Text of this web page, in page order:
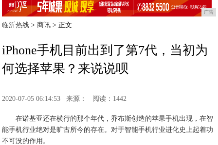
广告
临沂热线 >商讯 > 正文
iPhone手机目前出到了第7代，当初为
何选择苹果？来说说呗
2020-07-05 06:14:53 来源： 阅读：1442
在诺基亚还在横行的那个年代，乔布斯创造的苹果手机出现，在智
能手机行业绝对是旷古所今的存在。对于智能手机行业进化史上起着功
不可没的作用。